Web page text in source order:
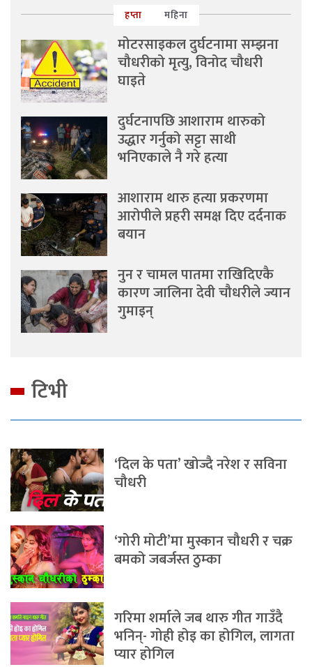
हप्ता महिना
मोटरसाइकल दुर्घटनामा सम्झना
चौधरीको मृत्यु, विनोद चौधरी
घाइते
दुर्घटनापछि आशाराम थारुको
उद्धार गर्नुको सट्टा साथी
भनिएकाले नै गरे हत्या
आशाराम थारु हत्या प्रकरणमा
आरोपीले प्रहरी समक्ष दिए दर्दनाक
बयान
नुन र चामल पातमा राखिदिएकै
कारण जालिना देवी चौधरीले ज्यान
गुमाइन्
टिभी
‘दिल के पता’ खोज्दै नरेश र सविना
चौधरी
‘गोरी मोटी’मा मुस्कान चौधरी र चक्र
बमको जबर्जस्त ठुम्का
गरिमा शर्माले जब थारु गीत गाउँदै
भनिन्- गोही होइ का होगिल, लागता
प्यार होगिल